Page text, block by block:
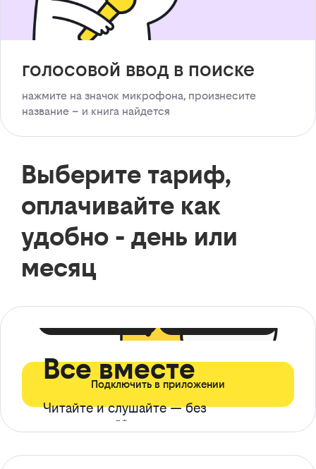
голосовой ввод в поиске
нажмите на значок микрофона, произнесите
название – и книга найдется
Выберите тариф,
оплачивайте как
удобно - день или
месяц
Все вместе
Читайте и слушайте — без
ограничений*
Подключить в приложении